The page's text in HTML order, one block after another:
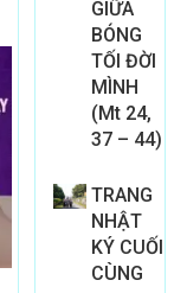
GIỮA
BÓNG
TỐI ĐỜI
MÌNH
(Mt 24,
37 – 44)
TRANG
NHẬT
KÝ CUỐI
CÙNG